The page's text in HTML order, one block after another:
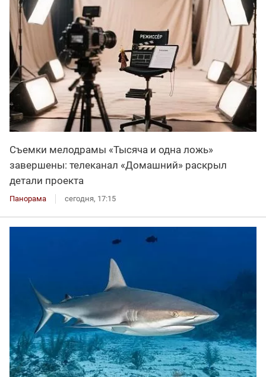
Съемки мелодрамы «Тысяча и одна ложь»
завершены: телеканал «Домашний» раскрыл
детали проекта
Панорама сегодня, 17:15